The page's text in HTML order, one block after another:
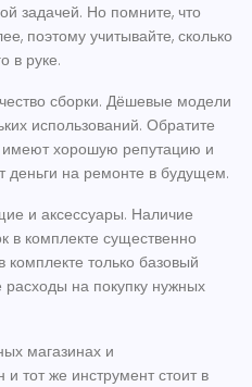
задачей. Но помните, что
поэтому учитывайте, сколько
в руке.
сборки. Дёшевые модели
использований. Обратите
хорошую репутацию и
деньги на ремонте в будущем.
и аксессуары. Наличие
в комплекте существенно
только базовый
расходы на покупку нужных
магазинах и
и тот же инструмент стоит в